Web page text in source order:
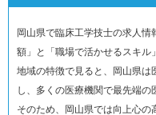
岡山県で臨床工学技士の求人
額」と「職場で活かせるスキル
地域の特徴で見ると、岡山県は
し、多くの医療機関で最先端の
そのため、岡山県では向上心の